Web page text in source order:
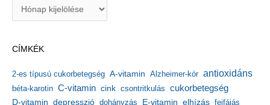
í
u
m
CÍMKÉK
2-es típusú cukorbetegség A-vitamin Alzheimer-kór antioxidáns
béta-karotin C-vitamin cink csontritkulás cukorbetegség
D-vitamin depresszió dohányzás E-vitamin elhízás fejfájás